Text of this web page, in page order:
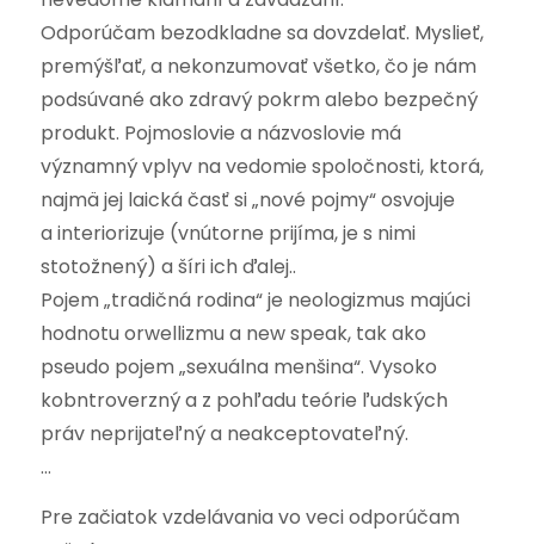
Odporúčam bezodkladne sa dovzdelať. Myslieť,
premýšľať, a nekonzumovať všetko, čo je nám
podsúvané ako zdravý pokrm alebo bezpečný
produkt. Pojmoslovie a názvoslovie má
významný vplyv na vedomie spoločnosti, ktorá,
najmä jej laická časť si „nové pojmy“ osvojuje
a interiorizuje (vnútorne prijíma, je s nimi
stotožnený) a šíri ich ďalej..
Pojem „tradičná rodina“ je neologizmus majúci
hodnotu orwellizmu a new speak, tak ako
pseudo pojem „sexuálna menšina“. Vysoko
kobntroverzný a z pohľadu teórie ľudských
práv neprijateľný a neakceptovateľný.
…
Pre začiatok vzdelávania vo veci odporúčam